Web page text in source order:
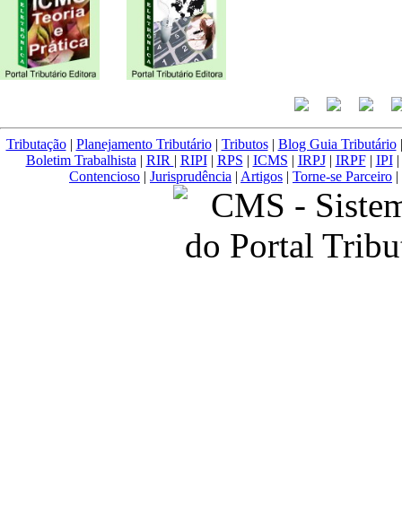
Tributação| Planejamento Tributário| Tributos| Blog Guia Tributário
Boletim Trabalhista | RIR | RIPI| RPS | ICMS | IRPJ| IRPF| IPI|
Contencioso | Jurisprudência | Artigos | Torne-se Parceiro |